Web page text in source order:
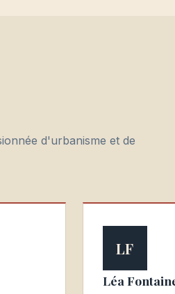
d'urbanisme et de
LF
Léa